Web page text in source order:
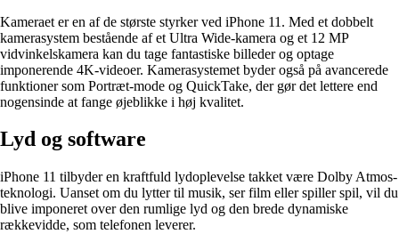
Kameraet er en af de største styrker ved iPhone 11. Med et dobbelt
kamerasystem bestående af et Ultra Wide-kamera og et 12 MP
vidvinkelskamera kan du tage fantastiske billeder og optage
imponerende 4K-videoer. Kamerasystemet byder også på avancerede
funktioner som Portræt-mode og QuickTake, der gør det lettere end
nogensinde at fange øjeblikke i høj kvalitet.
Lyd og software
iPhone 11 tilbyder en kraftfuld lydoplevelse takket være Dolby Atmos-
teknologi. Uanset om du lytter til musik, ser film eller spiller spil, vil du
blive imponeret over den rumlige lyd og den brede dynamiske
rækkevidde, som telefonen leverer.